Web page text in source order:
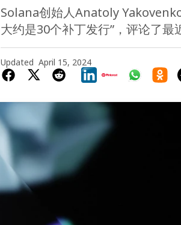
Solana创始人Anatoly
大约是30个补丁发行”，评论了最
Updated April 15, 2024